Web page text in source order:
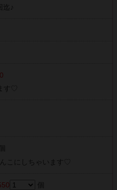
♪
す♡
個
こにしちゃいます♡
個